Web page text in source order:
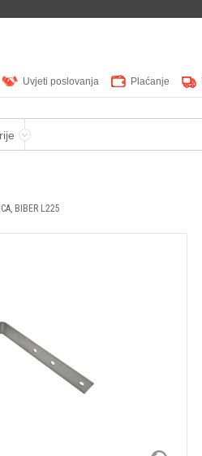
Uvjeti poslovanja Plaćanje
BIBER L225